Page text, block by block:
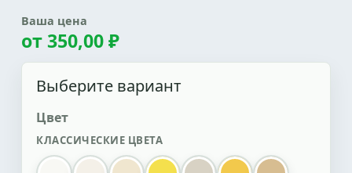
Ваша цена
от350,00 ₽
Выберите вариант
Цвет
КЛАССИЧЕСКИЕ ЦВЕТА